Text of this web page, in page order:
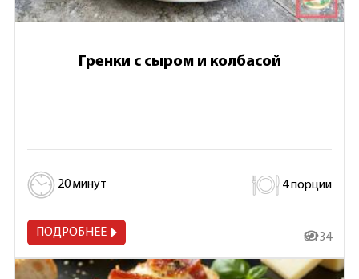
Гренки с сыром и колбасой
20 минут 4 порции
ПОДРОБНЕЕ 8 134